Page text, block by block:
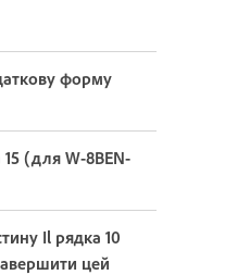
форму
(для W-8BEN-
Il рядка 10
цей